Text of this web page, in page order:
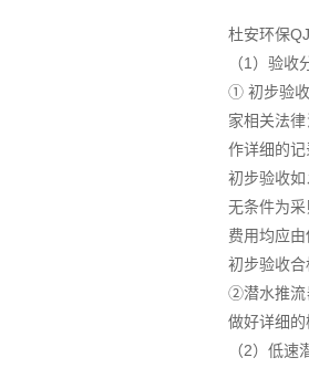
杜安环保
（1）验
① 初步验收
家相关法
作详细的记
初步验收
无条件为
费用均应
初步验收
②潜水推流
做好详细
（2）低